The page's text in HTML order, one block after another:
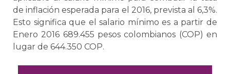
de inflación esperada para el 2016, prevista al 6,3%.
Esto significa que el salario mínimo es a partir de
Enero 2016 689.455 pesos colombianos (COP) en
lugar de 644.350 COP.